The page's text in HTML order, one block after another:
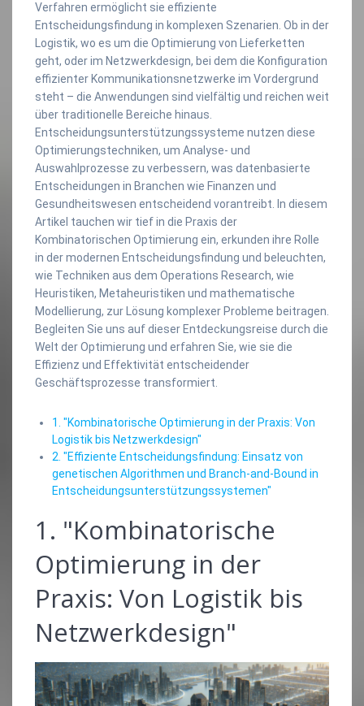
Verfahren ermöglicht sie effiziente
Entscheidungsfindung in komplexen Szenarien. Ob in der
Logistik, wo es um die Optimierung von Lieferketten
geht, oder im Netzwerkdesign, bei dem die Konfiguration
effizienter Kommunikationsnetzwerke im Vordergrund
steht – die Anwendungen sind vielfältig und reichen weit
über traditionelle Bereiche hinaus.
Entscheidungsunterstützungssysteme nutzen diese
Optimierungstechniken, um Analyse- und
Auswahlprozesse zu verbessern, was datenbasierte
Entscheidungen in Branchen wie Finanzen und
Gesundheitswesen entscheidend vorantreibt. In diesem
Artikel tauchen wir tief in die Praxis der
Kombinatorischen Optimierung ein, erkunden ihre Rolle
in der modernen Entscheidungsfindung und beleuchten,
wie Techniken aus dem Operations Research, wie
Heuristiken, Metaheuristiken und mathematische
Modellierung, zur Lösung komplexer Probleme beitragen.
Begleiten Sie uns auf dieser Entdeckungsreise durch die
Welt der Optimierung und erfahren Sie, wie sie die
Effizienz und Effektivität entscheidender
Geschäftsprozesse transformiert.
1. "Kombinatorische Optimierung in der Praxis: Von
Logistik bis Netzwerkdesign"
2. "Effiziente Entscheidungsfindung: Einsatz von
genetischen Algorithmen und Branch-and-Bound in
Entscheidungsunterstützungssystemen"
1. "Kombinatorische
Optimierung in der
Praxis: Von Logistik bis
Netzwerkdesign"